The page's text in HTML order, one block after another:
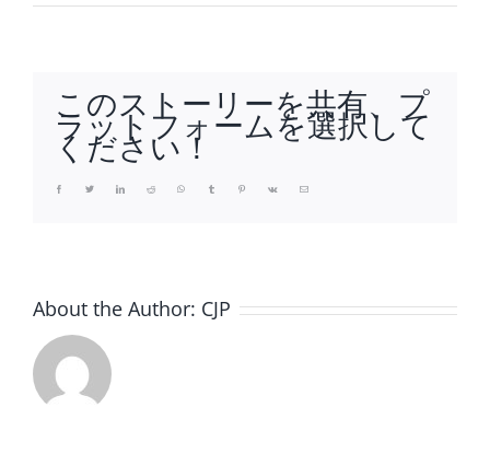
屋
「
このストーリーを共有、プ
ラットフォームを選択して
ください！
FacebookTwitter LinkedInReddit Whatsapp Tumblr PinterestVk Email
About the Author: CJP